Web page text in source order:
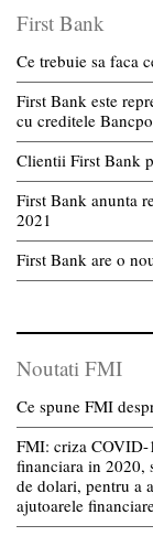
First Bank
Ce trebuie sa faca
First Bank este
cu creditele
Clientii First Bank
First Bank anunta
2021
First Bank are o
Noutati FMI
Ce spune FMI
FMI: criza COVID-
financiara in 2020,
de dolari, pentru a
ajutoarele